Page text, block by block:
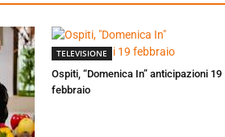
TELEVISIONE
Ospiti, “Domenica In” anticipazioni 19
febbraio